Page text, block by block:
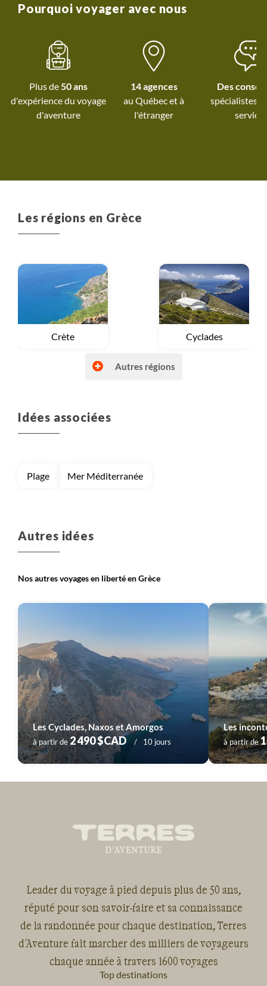
des bus, se replier sur les
Kimolos ( ferry en
maintenance ).
chaque île un double
choix de randos pour une
adaptation plus facile aux
Pourquoi voyager avec nous
Plus de50 ans
d'expérience du voyage
d'aventure
14 agences
au Québec età
l'étranger
Des
spécialistes
service
Les régions en Grèce
Voyage
Crète Voyage
Cyclades
Voyage
Grèce continentale
Autres régions
Idées associées
Plage Mer Méditerranée
Autres idées
Nos autres voyages en liberté en Grèce
Les Cyclades, Naxos et Amorgos
à partir de2 490 $CAD 10 jours à partir de
Leader du voyage à pied depuis plus de 50 ans,
réputé pour son savoir-faire et sa connaissance
de la randonnée pour chaque destination, Terres
d'Aventure fait marcher des milliers de voyageurs
chaque année à travers 1600 voyages
Top destinations